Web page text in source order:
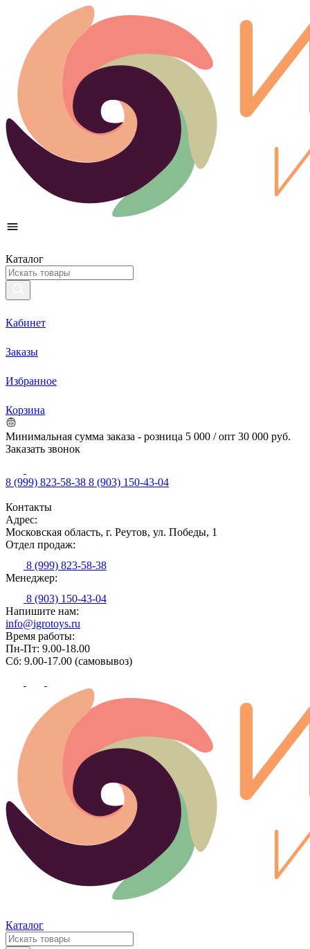
Каталог
Кабинет
Заказы
Избранное
Корзина
Минимальная сумма заказа - розница 5 000 / опт 30 000 руб.
Заказать звонок
8 (999) 823-58-38 8 (903) 150-43-04
Контакты
Адрес:
Московская область, г. Реутов, ул. Победы, 1
Отдел продаж:
8 (999) 823-58-38
Менеджер:
8 (903) 150-43-04
Напишите нам:
info@igrotoys.ru
Время работы:
Пн-Пт: 9.00-18.00
Сб: 9.00-17.00 (самовывоз)
Каталог